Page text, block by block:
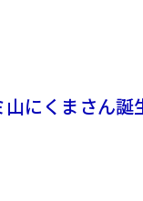
にくまさん誕